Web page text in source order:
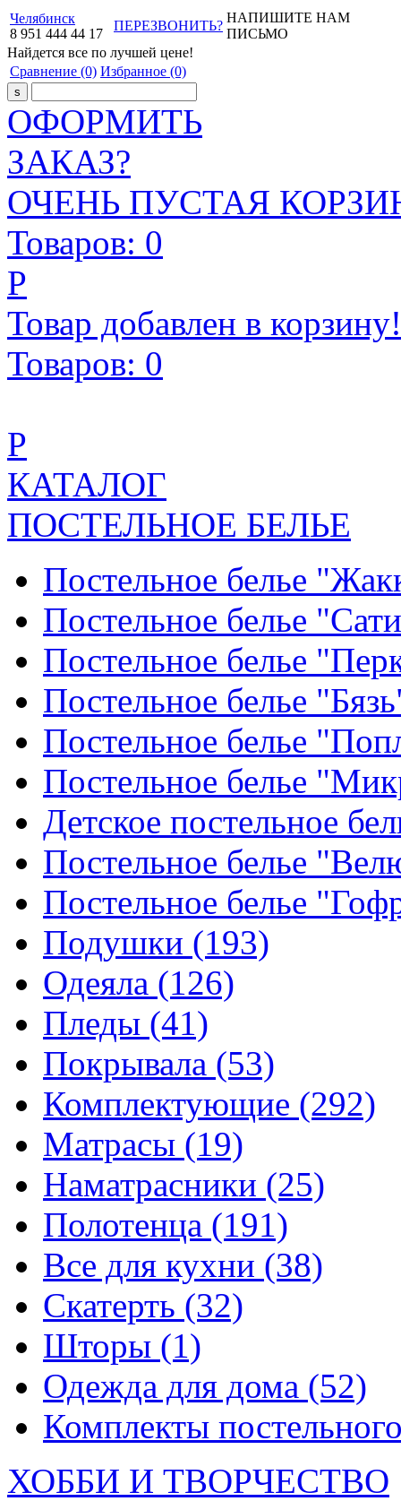
Челябинск
8 951 444 44 17
ПЕРЕЗВОНИТЬ?
НАПИШИТЕ НАМ
ПИСЬМО
Найдется все по лучшей цене!
Сравнение (0) Избранное (0)
ОФОРМИТЬ
ЗАКАЗ?
ОЧЕНЬ ПУСТАЯ
Товаров: 0
Р
Товар добавлен в корзину!
Товаров: 0
Р
КАТАЛОГ
ПОСТЕЛЬНОЕ БЕЛЬЕ
Постельное белье
Постельное белье
Постельное белье
Постельное белье
Постельное белье
Постельное белье
Детское постельное
Постельное белье
Постельное белье
Подушки (193)
Одеяла (126)
Пледы (41)
Покрывала (53)
Комплектующие (292)
Матрасы (19)
Наматрасники (25)
Полотенца (191)
Все для кухни (38)
Скатерть (32)
Шторы (1)
Одежда для дома (52)
Комплекты
ХОББИ И ТВОРЧЕСТВО